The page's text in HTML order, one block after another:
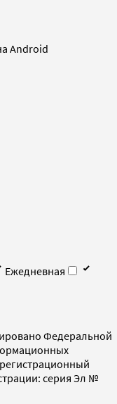
Android
Ежедневная
Федеральной
серия Эл №